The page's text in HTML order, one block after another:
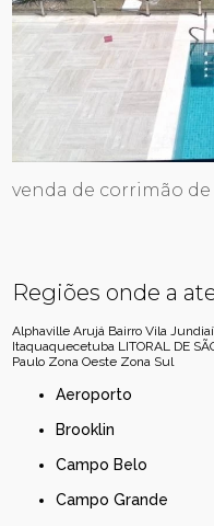
venda de corrimão
Regiões onde a
Alphaville Arujá Bairro Vila Jundiaí
Itaquaquecetuba LITORAL DE
Paulo Zona Oeste Zona Sul
Aeroporto
Brooklin
Campo Belo
Campo Grande